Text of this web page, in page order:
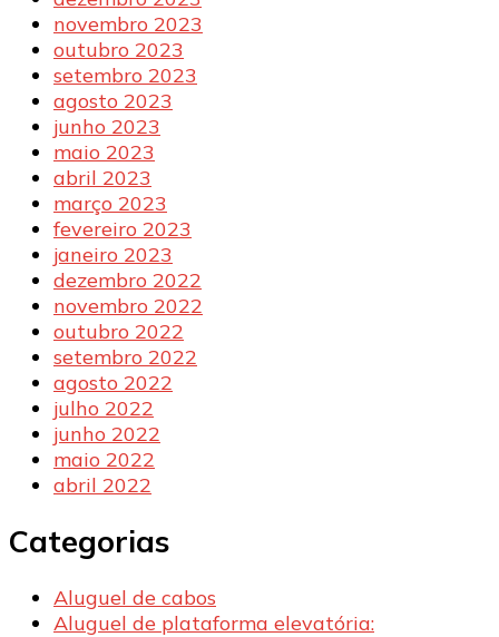
novembro 2023
outubro 2023
setembro 2023
agosto 2023
junho 2023
maio 2023
abril 2023
março 2023
fevereiro 2023
janeiro 2023
dezembro 2022
novembro 2022
outubro 2022
setembro 2022
agosto 2022
julho 2022
junho 2022
maio 2022
abril 2022
Categorias
Aluguel de cabos
Aluguel de plataforma elevatória: